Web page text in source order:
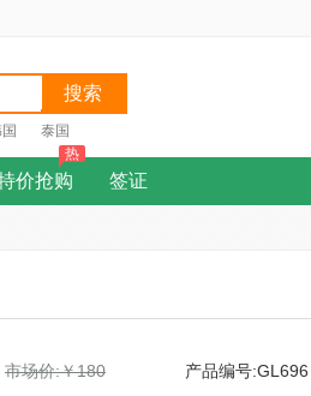
搜索
泰国
价抢购
热
签证
市场价:￥180 产品编号:GL696